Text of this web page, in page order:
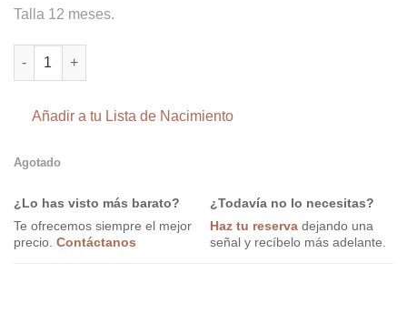
Talla 12 meses.
Pelele Bautizo Dorian T- 12 Meses cantidad
Añadir a tu Lista de Nacimiento
Agotado
¿Lo has visto más barato?
Te ofrecemos siempre el mejor
precio. Contáctanos
¿Todavía no lo necesitas?
Haz tu reserva dejando una
señal y recíbelo más adelante.